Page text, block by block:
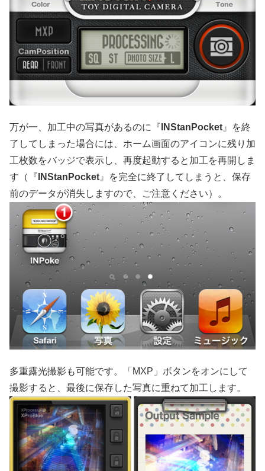
万が一、加工中の写真があるのに『 INStanPocket 』を終
了してしまった場合には、ホーム画面のアイコンに残り加
工枚数をバッジで表示し、再度起動すると加工を再開しま
す（『 INStanPocket 』を完全に終了してしまうと、保存
前のデータが消失しますので、ご注意ください）。
多重露光撮影も可能です。「MXP」ボタンをオンにして
撮影すると、最後に保存した写真に重ねて加工します。